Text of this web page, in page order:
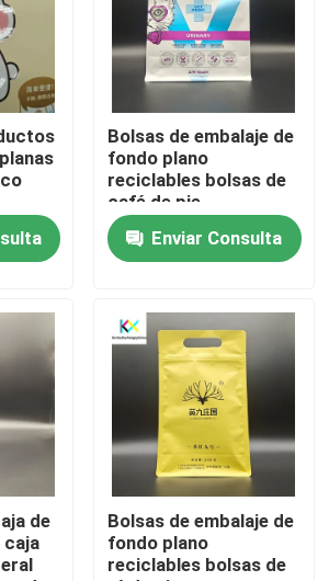
fábrica
compostables
Bolsas de embalaje de
fondo plano
reciclables bolsas de
café de pie
Enviar Consulta
de
caja
Bolsas de embalaje de
fondo plano
reciclables bolsas de